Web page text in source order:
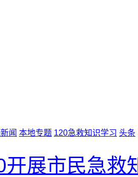
闻 本地专题 120急救知识学习 头条
开展市民急救